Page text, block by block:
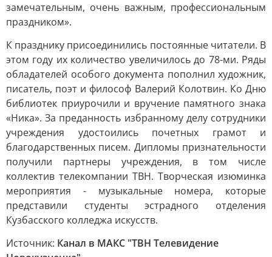
замечательным, очень важным, профессиональным
праздником».
К празднику присоединились постоянные читатели. В
этом году их количество увеличилось до 78-ми. Ряды
обладателей особого документа пополнил художник,
писатель, поэт и философ Валерий Колотвин. Ко Дню
библиотек приурочили и вручение памятного знака
«Ника». За преданность избранному делу сотрудники
учреждения удостоились почетных грамот и
благодарственных писем. Дипломы признательности
получили партнеры учреждения, в том числе
коллектив телекомпании ТВН. Творческая изюминка
мероприятия - музыкальные номера, которые
представили студенты эстрадного отделения
Кузбасского колледжа искусств.
Источник: Канал в МАКС "ТВН Телевидение